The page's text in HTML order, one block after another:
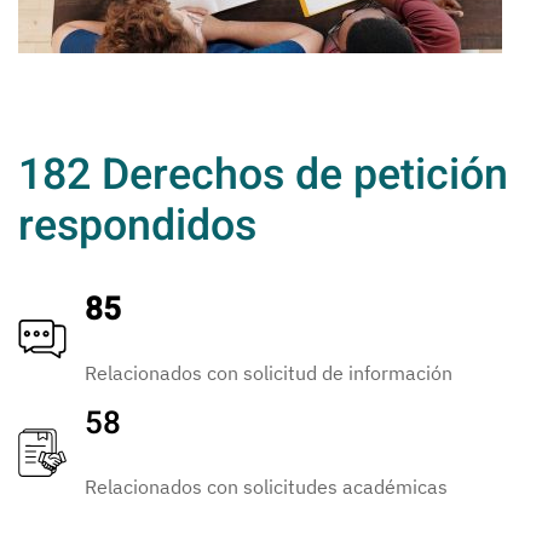
182 Derechos de petición
respondidos
85
Relacionados con solicitud de información
58
Relacionados con solicitudes académicas